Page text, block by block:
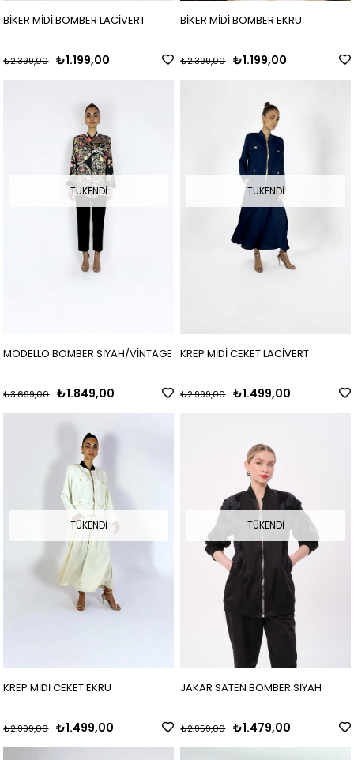
BİKER MİDİ BOMBER LACİVERT
₺1.199,00
₺2.399,00
BİKER MİDİ BOMBER EKRU
₺1.199,00
₺2.399,00
TÜKENDI
MODELLO BOMBER SİYAH/VİNTAGE
₺1.849,00
₺3.699,00
TÜKENDI
KREP MİDİ CEKET LACİVERT
₺1.499,00
₺2.999,00
TÜKENDI
KREP MİDİ CEKET EKRU
₺1.499,00
₺2.999,00
TÜKENDI
JAKAR SATEN BOMBER SİYAH
₺1.479,00
₺2.959,00